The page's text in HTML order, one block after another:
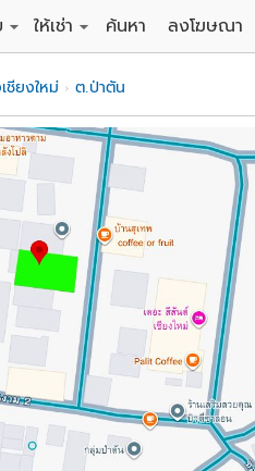
บ้าน
คอนโด
ทาวน์เฮาส์
ยอพาร์ทเม้นท์ / โรงแรม
ยอาคารพาณิชย์ / สำนักงาน
โรงงาน / โกดัง
ให้เช่า
ให้เช่าบ้าน
ให้เช่าคอนโด
ให้เช่าทาวน์เฮาส์
ให้เช่าอพาร์ทเม้นท์ / โรงแรม
ให้เช่าอาคารพาณิชย์ / สำนักงาน
ให้เช่าโรงงาน / โกดัง
ค้นหา ลงโฆษณา
ชียงใหม่ ต.ป่าตัน